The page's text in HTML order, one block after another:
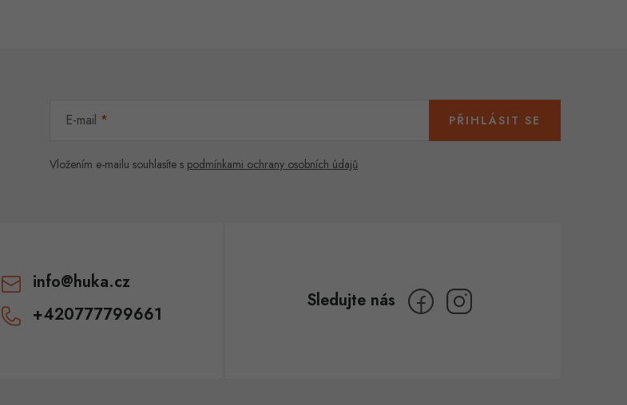
E-mail
Vložením e-mailu souhlasíte s podmínkami ochrany osobních údajů
PŘIHLÁSIT SE
info@huka.cz
+420777799661